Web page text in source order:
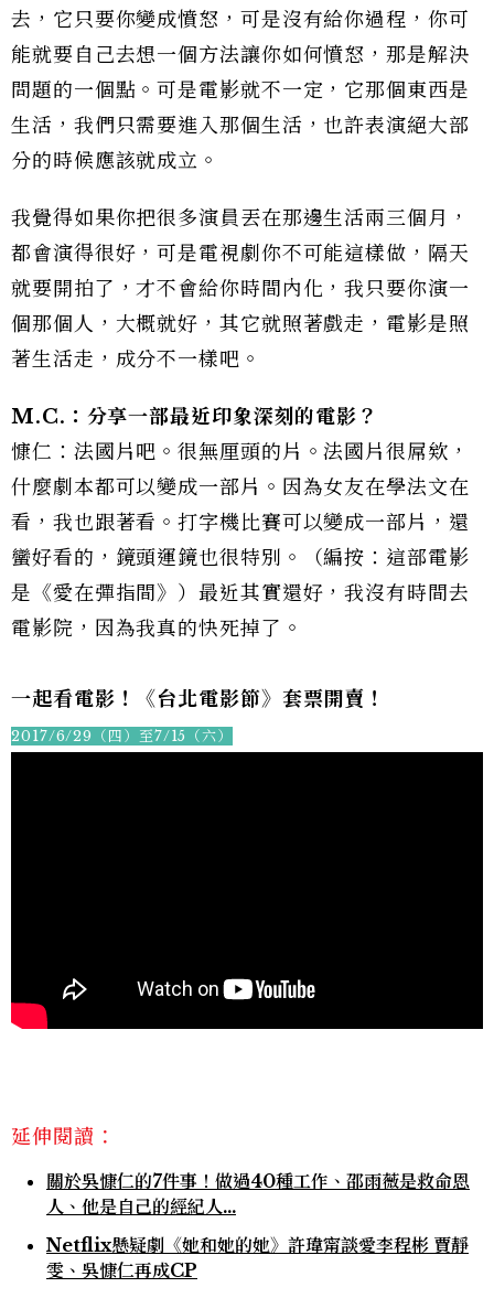
去，它只要你變成憤怒，可是沒有給你過程，你可
能就要自己去想一個方法讓你如何憤怒，那是解決
問題的一個點。可是電影就不一定，它那個東西是
生活，我們只需要進入那個生活，也許表演絕大部
分的時候應該就成立。
我覺得如果你把很多演員丟在那邊生活兩三個月，
都會演得很好，可是電視劇你不可能這樣做，隔天
就要開拍了，才不會給你時間內化，我只要你演一
個那個人，大概就好，其它就照著戲走，電影是照
著生活走，成分不一樣吧。
M.C.：分享一部最近印象深刻的電影？
慷仁：法國片吧。很無厘頭的片。法國片很屌欸，
什麼劇本都可以變成一部片。因為女友在學法文在
看，我也跟著看。打字機比賽可以變成一部片，還
蠻好看的，鏡頭運鏡也很特別。（編按：這部電影
是《愛在彈指間》）最近其實還好，我沒有時間去
電影院，因為我真的快死掉了。
一起看電影！《台北電影節》套票開賣！
2017/6/29（四）至7/15（六）
延伸閱讀：
關於吳慷仁的7件事！做過40種工作、邵雨薇是救命恩
人、他是自己的經紀人...
Netflix懸疑劇《她和她的她》許瑋甯談愛李程彬 賈靜
雯、吳慷仁再成CP